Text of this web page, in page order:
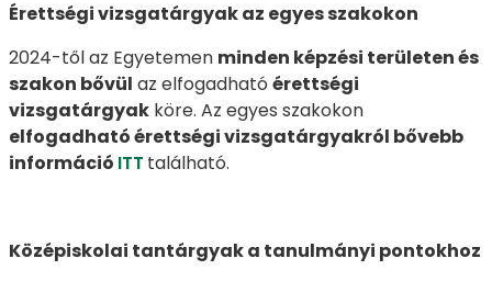
Érettségi vizsgatárgyak az egyes szakokon
2024-től az Egyetemen minden képzési területen és
szakon bővül az elfogadható érettségi
vizsgatárgyak köre. Az egyes szakokon
elfogadható érettségi vizsgatárgyakról bővebb
információ ITT található.
Középiskolai tantárgyak a tanulmányi pontokhoz